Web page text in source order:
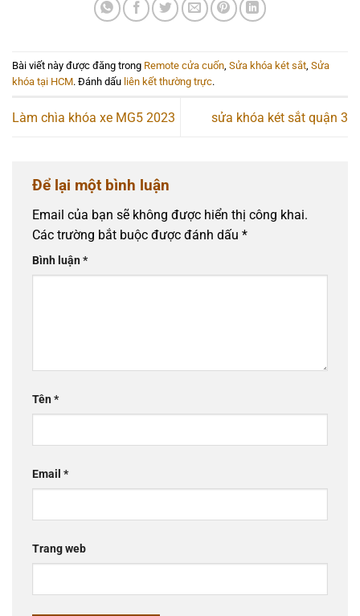
Bài viết này được đăng trong Remote cửa cuốn Sửa khóa két sắt Sửa
khóa tại HCM. Đánh dấu liên kết thường trực.
Làm chìa khóa xe MG5 2023 sửa khóa két sắt quận 3
Để lại một bình luận
Email của bạn sẽ không được hiển thị công khai.
Các trường bắt buộc được đánh dấu *
Bình luận*
Tên*
Email *
Trang web